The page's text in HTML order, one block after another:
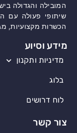
המובילה והגדולה
שיתופי פעולה עם
הכשרות מקצועיות,
מידע וסיוע
מדיניות ותקנון
בלוג
לוח דרושים
צור קשר